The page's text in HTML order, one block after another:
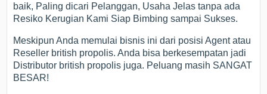
baik, Paling dicari Pelanggan, Usaha Jelas tanpa ada
Resiko Kerugian Kami Siap Bimbing sampai Sukses.
Meskipun Anda memulai bisnis ini dari posisi Agent atau
Reseller british propolis. Anda bisa berkesempatan jadi
Distributor british propolis juga. Peluang masih SANGAT
BESAR!